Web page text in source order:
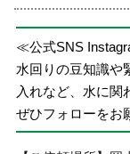
≪公式SNS
水回りの豆知識や
入れなど、水に関
ぜひフォローをお